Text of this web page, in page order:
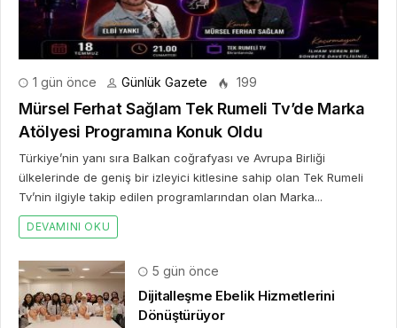
1 gün önce Günlük Gazete 199
Mürsel Ferhat Sağlam Tek Rumeli Tv’de Marka
Atölyesi Programına Konuk Oldu
Türkiye’nin yanı sıra Balkan coğrafyası ve Avrupa Birliği
ülkelerinde de geniş bir izleyici kitlesine sahip olan Tek Rumeli
Tv’nin ilgiyle takip edilen programlarından olan Marka...
DEVAMINI OKU
5 gün önce
Dijitalleşme Ebelik Hizmetlerini
Dönüştürüyor